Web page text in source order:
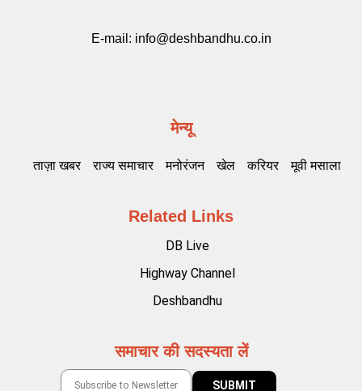
E-mail: info@deshbandhu.co.in
मेन्यू
ताज़ा खबर राज्य समाचार मनोरंजन खेल करियर मूवी मसाला
Related Links
DB Live
Highway Channel
Deshbandhu
समाचार की सदस्यता लें